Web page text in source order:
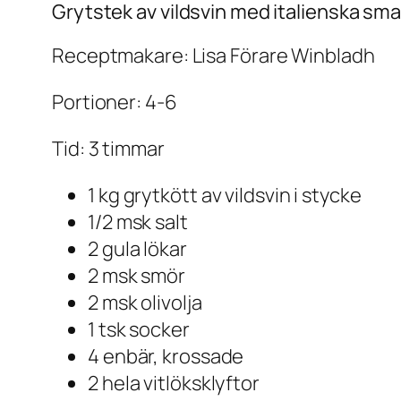
Grytstek av vildsvin med italienska
Receptmakare: Lisa Förare Winbladh
Portioner: 4-6
Tid: 3 timmar
1 kg grytkött av vildsvin i stycke
1/2 msk salt
2 gula lökar
2 msk smör
2 msk olivolja
1 tsk socker
4 enbär, krossade
2 hela vitlöksklyftor